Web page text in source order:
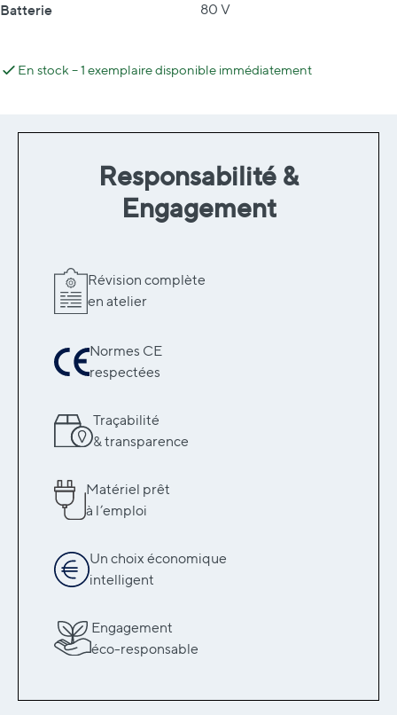
Batterie 80 V
En stock – 1 exemplaire disponible immédiatement
Responsabilité &
Engagement
Révision complète
en atelier
Normes CE
respectées
Traçabilité
& transparence
Matériel prêt
à l’emploi
Un choix économique
intelligent
Engagement
éco-responsable